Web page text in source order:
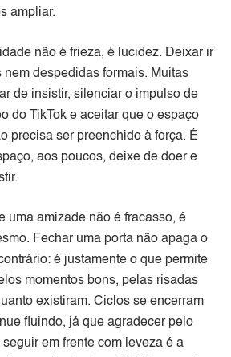
ampliar.
não é frieza, é lucidez. Deixar ir
nem despedidas formais. Muitas
de insistir, silenciar o impulso de
do TikTok e aceitar que o espaço
precisa ser preenchido à força. É
aos poucos, deixe de doer e
uma amizade não é fracasso, é
Fechar uma porta não apaga o
é justamente o que permite
momentos bons, pelas risadas
existiram. Ciclos se encerram
fluindo, já que agradecer pelo
em frente com leveza é a